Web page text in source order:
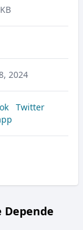
2024
Twitter
Depende